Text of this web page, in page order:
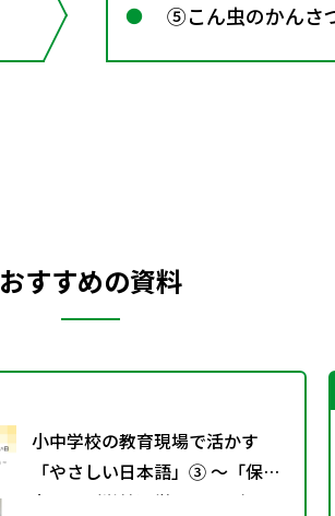
⑤こん虫のかんさ
おすすめの資料
小中学校の教育現場で活かす
「やさしい日本語」③ ～「保護
者への（学校運営としての）や